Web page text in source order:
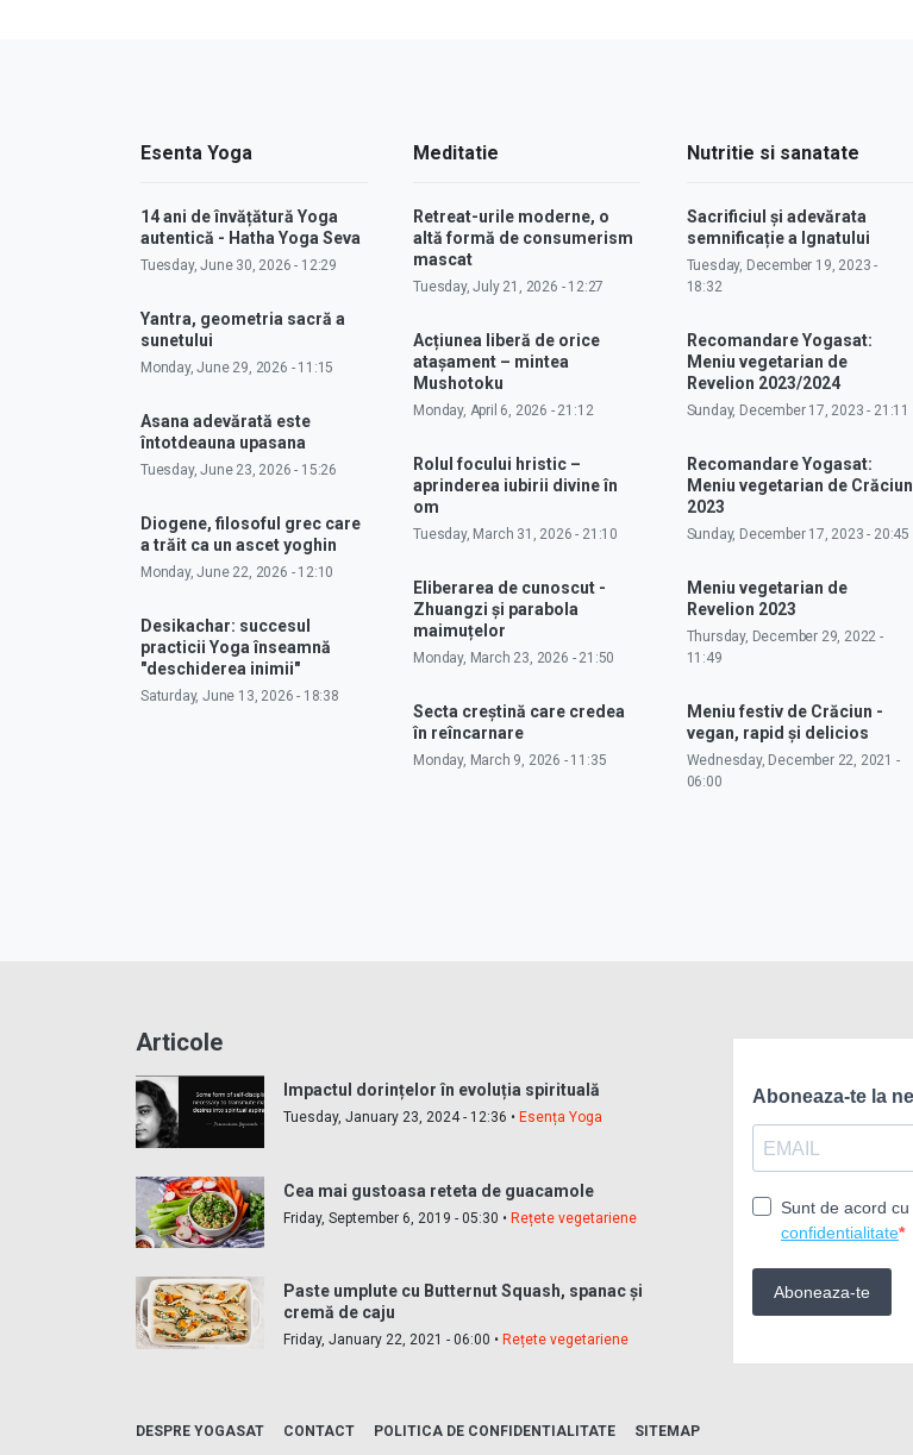
Esenta Yoga
14 ani de învățătură Yoga
autentică - Hatha Yoga Seva
Tuesday, June 30, 2026 - 12:29
Yantra, geometria sacră a
sunetului
Monday, June 29, 2026 - 11:15
Asana adevărată este
întotdeauna upasana
Tuesday, June 23, 2026 - 15:26
Diogene, filosoful grec care
a trăit ca un ascet yoghin
Monday, June 22, 2026 - 12:10
Desikachar: succesul
practicii Yoga înseamnă
"deschiderea inimii"
Saturday, June 13, 2026 - 18:38
Meditatie
Retreat-urile moderne, o
altă formă de consumerism
mascat
Tuesday, July 21, 2026 - 12:27
Acțiunea liberă de orice
atașament – mintea
Mushotoku
Monday, April 6, 2026 - 21:12
Rolul focului hristic –
aprinderea iubirii divine în
om
Tuesday, March 31, 2026 - 21:10
Eliberarea de cunoscut -
Zhuangzi și parabola
maimuțelor
Monday, March 23, 2026 - 21:50
Secta creștină care credea
în reîncarnare
Monday, March 9, 2026 - 11:35
Nutritie si sanatate
Sacrificiul și adevărata
semnificație a Ignatului
Tuesday, December 19, 2023 -
18:32
Recomandare Yogasat:
Meniu vegetarian de
Revelion 2023/2024
Sunday, December 17, 2023 - 21:11
Recomandare Yogasat:
Meniu vegetarian de Crăciun
2023
Sunday, December 17, 2023 - 20:45
Meniu vegetarian de
Revelion 2023
Thursday, December 29, 2022 -
11:49
Meniu festiv de Crăciun -
vegan, rapid și delicios
Wednesday, December 22, 2021 -
06:00
Articole
Impactul dorințelor în evoluția spirituală
Tuesday, January 23, 2024 - 12:36 •Esența Yoga
Cea mai gustoasa reteta de guacamole
Friday, September 6, 2019 - 05:30 •Rețete vegetariene
Paste umplute cu Butternut Squash, spanac și
cremă de caju
Friday, January 22, 2021 - 06:00 • Rețete vegetariene
DESPRE YOGASAT CONTACT POLITICA DE CONFIDENTIALITATE
SITEMAP